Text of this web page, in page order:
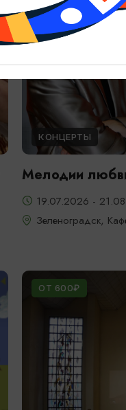
КОНЦЕРТЫ
Мелодии
19.07.2026 -
Зеленоградск,
ОТ 600₽